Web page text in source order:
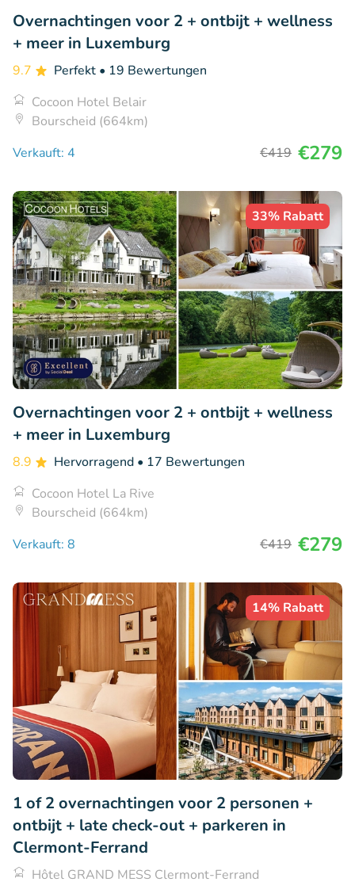
Overnachtingen voor 2 + ontbijt + wellness
+ meer in Luxemburg
9.7 Perfekt • 19 Bewertungen
Cocoon Hotel Belair
Bourscheid (664km)
Verkauft: 4
€419 €279
33% Rabatt
Overnachtingen voor 2 + ontbijt + wellness
+ meer in Luxemburg
8.9 Hervorragend • 17 Bewertungen
Cocoon Hotel La Rive
Bourscheid (664km)
Verkauft: 8
€419 €279
14% Rabatt
1 of 2 overnachtingen voor 2 personen +
ontbijt + late check-out + parkeren in
Clermont-Ferrand
Hôtel GRAND MESS Clermont-Ferrand